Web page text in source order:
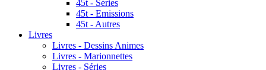
45t - Séries
45t - Emissions
45t - Autres
Livres
Livres - Dessins Animes
Livres - Marionnettes
Livres - Séries